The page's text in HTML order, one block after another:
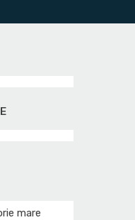
mare